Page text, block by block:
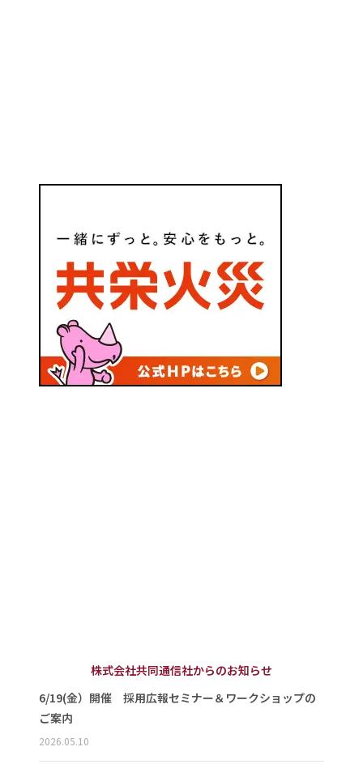
株式会社共同通信社からのお知らせ
6/19(金）開催 採用広報セミナー＆ワークショップの
ご案内
2026.05.10